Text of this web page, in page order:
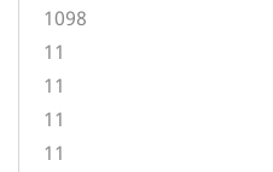
1098
11
11
11
11